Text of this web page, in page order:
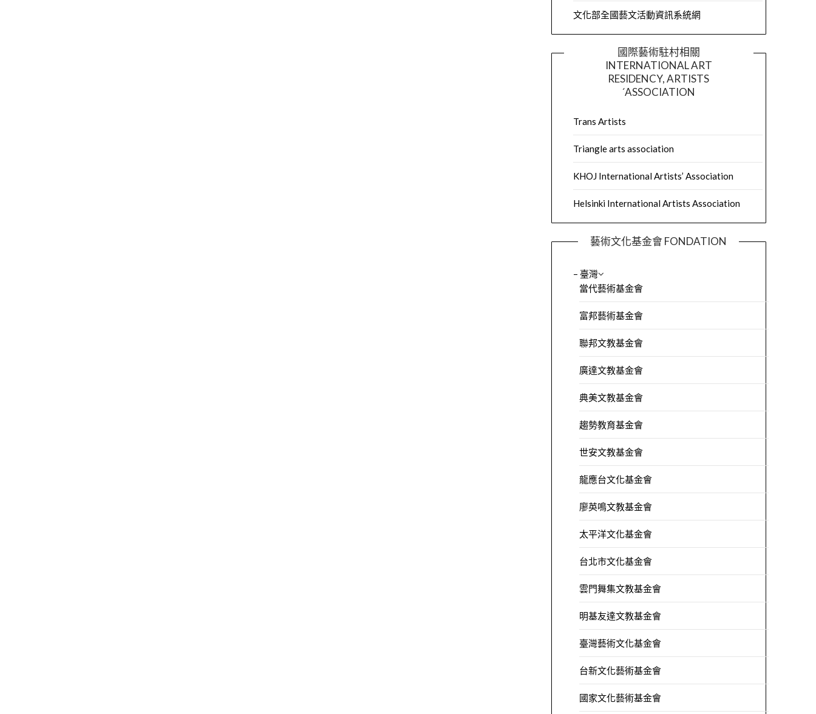
文化部全國藝文活動資訊系統網
國際藝術駐村相關
INTERNATIONAL ART
RESIDENCY, ARTISTS
´ASSOCIATION
Trans Artists
Triangle arts association
KHOJ International Artists’ Association
Helsinki International Artists Association
藝術文化基金會 FONDATION
– 臺灣
當代藝術基金會
富邦藝術基金會
聯邦文教基金會
廣達文教基金會
典美文教基金會
趨勢教育基金會
世安文教基金會
龍應台文化基金會
廖英鳴文教基金會
太平洋文化基金會
台北市文化基金會
雲門舞集文教基金會
明基友達文教基金會
臺灣藝術文化基金會
台新文化藝術基金會
國家文化藝術基金會